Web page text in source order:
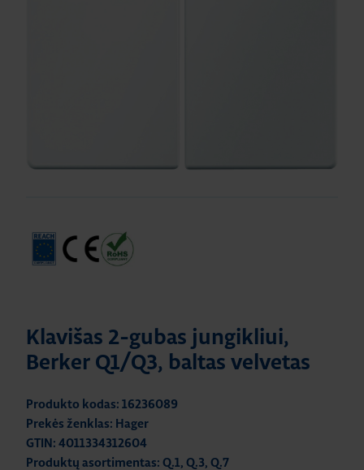
Klavišas 2-gubas jungikliui,
Berker Q1/Q3, baltas velvetas
Produkto kodas: 16236089
Prekės ženklas: Hager
GTIN: 4011334312604
Produktų asortimentas: Q.1, Q.3, Q.7